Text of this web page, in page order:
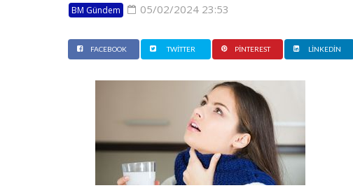
BM Gündem 05/02/2024 23:53
FACEBOOK TWITTER PINTEREST LINKEDIN